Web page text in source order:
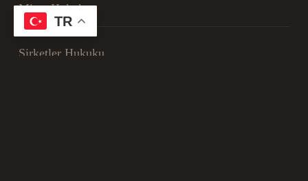
Miras Hukuku
Şirketler Hukuku
TR